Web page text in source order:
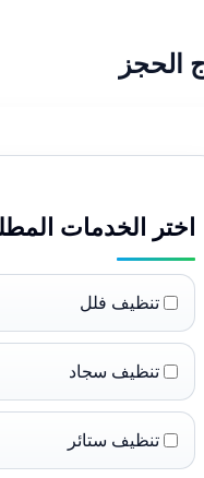
الحجز
اختر الخدمات
تنظيف فلل
تنظيف سجاد
تنظيف ستائر